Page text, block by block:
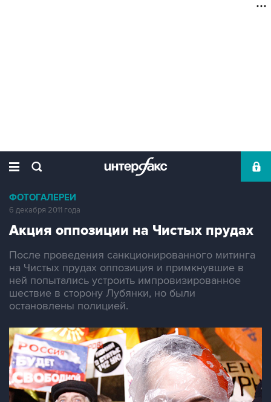
ФОТОГАЛЕРЕИ
6 декабря 2011 года
Акция оппозиции на Чистых прудах
После проведения санкционированного митинга
на Чистых прудах оппозиция и примкнувшие в
ней попытались устроить импровизированное
шествие в сторону Лубянки, но были
остановлены полицией.